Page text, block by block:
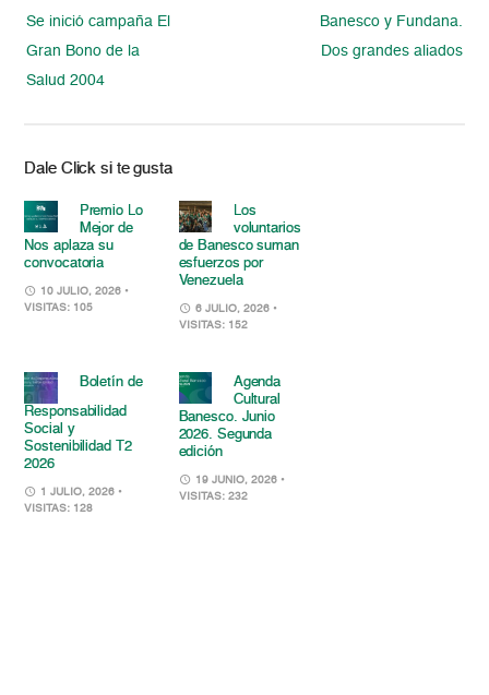
Se inició campaña El
Gran Bono de la
Salud 2004
Banesco y Fundana.
Dos grandes aliados
Dale Click si te gusta
Premio Lo
Mejor de
Nos aplaza su
convocatoria
10 JULIO, 2026 •
VISITAS: 105
Los
voluntarios
de Banesco suman
esfuerzos por
Venezuela
6 JULIO, 2026 •
VISITAS: 152
Boletín de
Responsabilidad
Social y
Sostenibilidad T2
2026
1 JULIO, 2026 •
VISITAS: 128
Agenda
Cultural
Banesco. Junio
2026. Segunda
edición
19 JUNIO, 2026 •
VISITAS: 232